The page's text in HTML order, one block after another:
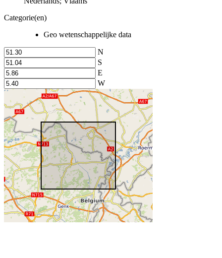
Categorie(en)
Geo wetenschappelijke data
N
S
E
W